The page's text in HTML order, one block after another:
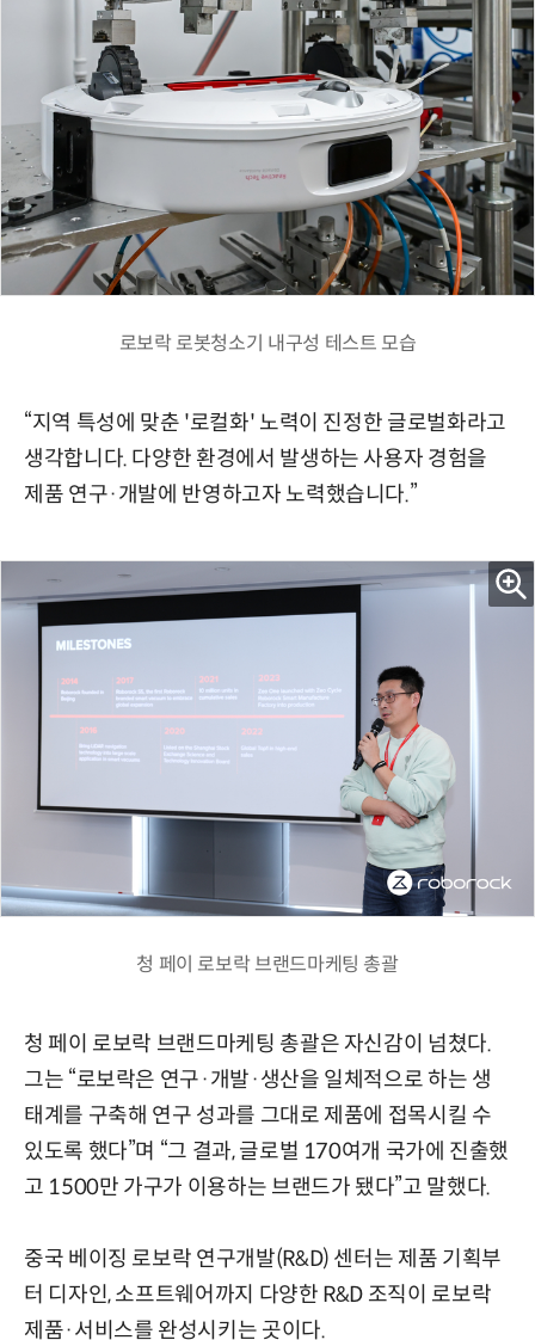
로보락 로봇청소기 내구성 테스트 모습
“지역 특성에 맞춘 '로컬화' 노력이 진정한 글로벌화라고
생각합니다. 다양한 환경에서 발생하는 사용자 경험을
제품 연구·개발에 반영하고자 노력했습니다.”
청 페이 로보락 브랜드마케팅 총괄
청 페이 로보락 브랜드마케팅 총괄은 자신감이 넘쳤다.
그는 “로보락은 연구·개발·생산을 일체적으로 하는 생
태계를 구축해 연구 성과를 그대로 제품에 접목시킬 수
있도록 했다”며 “그 결과, 글로벌 170여개 국가에 진출했
고 1500만 가구가 이용하는 브랜드가 됐다”고 말했다.
중국 베이징 로보락 연구개발(R&D) 센터는 제품 기획부
터 디자인, 소프트웨어까지 다양한 R&D 조직이 로보락
제품·서비스를 완성시키는 곳이다.